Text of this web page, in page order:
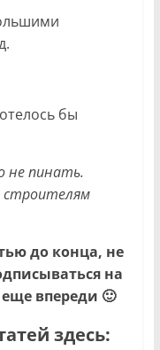
бы
не пинать.
до конца, не
на
впереди 🙂
здесь: